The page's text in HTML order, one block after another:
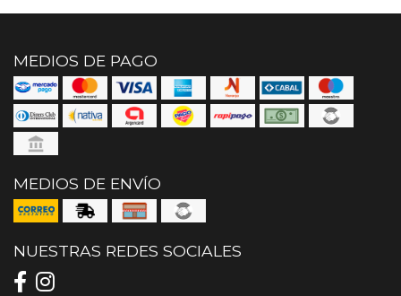
MEDIOS DE PAGO
MEDIOS DE ENVÍO
NUESTRAS REDES SOCIALES